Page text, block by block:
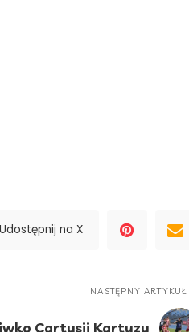
Udostępnij na X
NASTĘPNY ARTYKUŁ
Cartusii Kartuzy